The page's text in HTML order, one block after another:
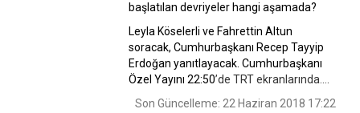
başlatılan devriyeler hangi aşamada?
Leyla Köselerli ve Fahrettin Altun
soracak, Cumhurbaşkanı Recep Tayyip
Erdoğan yanıtlayacak. Cumhurbaşkanı
Özel Yayını 22:50’de TRT ekranlarında....
Son Güncelleme: 22 Haziran 2018 17:22